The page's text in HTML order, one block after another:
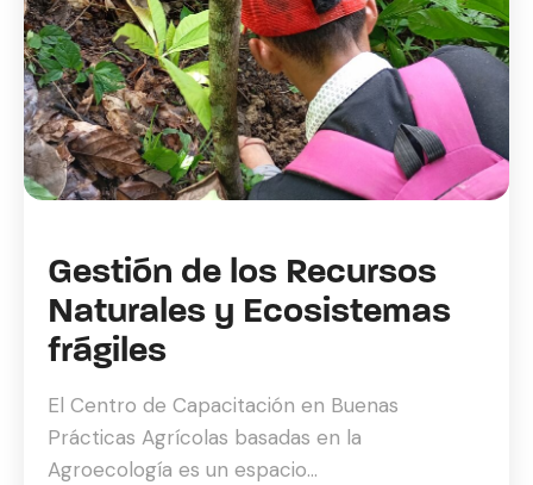
Gestión de los Recursos
Naturales y Ecosistemas
frágiles
El Centro de Capacitación en Buenas
Prácticas Agrícolas basadas en la
Agroecología es un espacio...